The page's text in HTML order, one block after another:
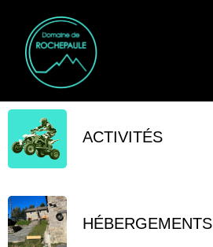
ACTIVITÉS
HÉBERGEMENTS